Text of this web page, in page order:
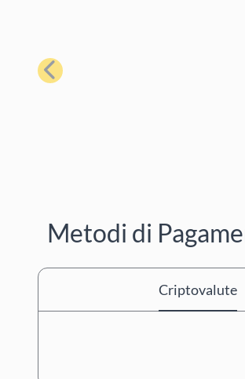
Precedente
Metodi di
Criptovalute